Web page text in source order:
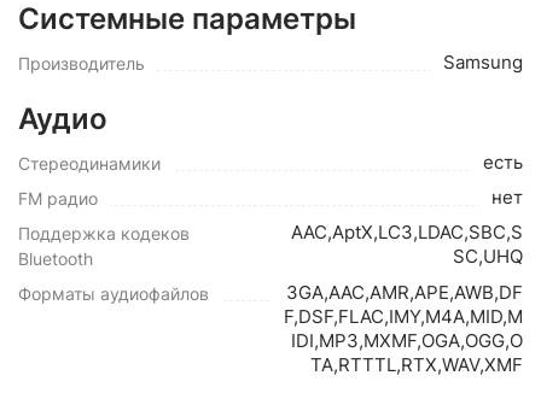
Системные параметры
Производитель Samsung
Аудио
Стереодинамики есть
FM радио нет
Поддержка кодеков
Bluetooth
AAC,AptX,LC3,LDAC,SBC,S
SC,UHQ
Форматы аудиофайлов
3GA,AAC,AMR,APE,AWB,DF
F,DSF,FLAC,IMY,M4A,MID,M
IDI,MP3,MXMF,OGA,OGG,O
TA,RTTTL,RTX,WAV,XMF